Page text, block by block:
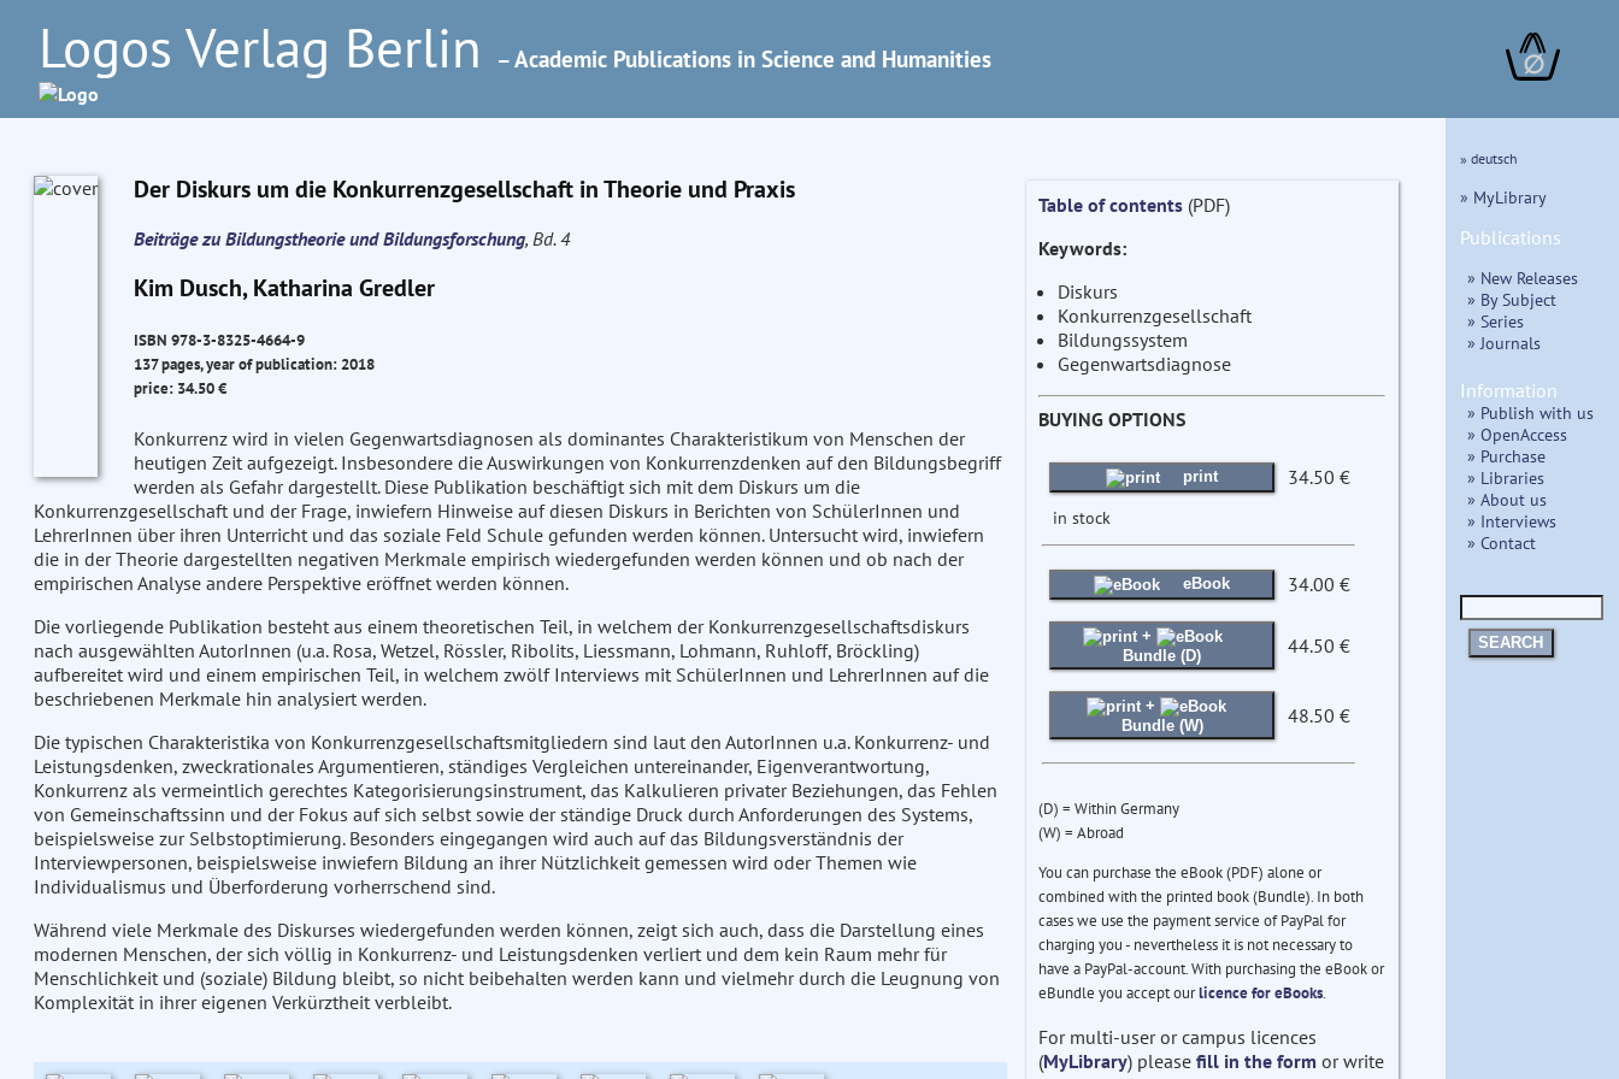
Logos Verlag Berlin – Academic Publications in Science and Humanities ∅
Der Diskurs um die Konkurrenzgesellschaft in Theorie und Praxis
Beiträge zu Bildungstheorie und Bildungsforschung, Bd. 4
Kim Dusch, Katharina Gredler
ISBN 978-3-8325-4664-9
137 pages, year of publication: 2018
price: 34.50 €
Konkurrenz wird in vielen Gegenwartsdiagnosen als dominantes Charakteristikum von Menschen der
heutigen Zeit aufgezeigt. Insbesondere die Auswirkungen von Konkurrenzdenken auf den Bildungsbegriff
werden als Gefahr dargestellt. Diese Publikation beschäftigt sich mit dem Diskurs um die
Konkurrenzgesellschaft und der Frage, inwiefern Hinweise auf diesen Diskurs in Berichten von SchülerInnen und
LehrerInnen über ihren Unterricht und das soziale Feld Schule gefunden werden können. Untersucht wird, inwiefern
die in der Theorie dargestellten negativen Merkmale empirisch wiedergefunden werden können und ob nach der
empirischen Analyse andere Perspektive eröffnet werden können.
Die vorliegende Publikation besteht aus einem theoretischen Teil, in welchem der Konkurrenzgesellschaftsdiskurs
nach ausgewählten AutorInnen (u.a. Rosa, Wetzel, Rössler, Ribolits, Liessmann, Lohmann, Ruhloff, Bröckling)
aufbereitet wird und einem empirischen Teil, in welchem zwölf Interviews mit SchülerInnen und LehrerInnen auf die
beschriebenen Merkmale hin analysiert werden.
Die typischen Charakteristika von Konkurrenzgesellschaftsmitgliedern sind laut den AutorInnen u.a. Konkurrenz- und
Leistungsdenken, zweckrationales Argumentieren, ständiges Vergleichen untereinander, Eigenverantwortung,
Konkurrenz als vermeintlich gerechtes Kategorisierungsinstrument, das Kalkulieren privater Beziehungen, das Fehlen
von Gemeinschaftssinn und der Fokus auf sich selbst sowie der ständige Druck durch Anforderungen des Systems,
beispielsweise zur Selbstoptimierung. Besonders eingegangen wird auch auf das Bildungsverständnis der
Interviewpersonen, beispielsweise inwiefern Bildung an ihrer Nützlichkeit gemessen wird oder Themen wie
Individualismus und Überforderung vorherrschend sind.
Während viele Merkmale des Diskurses wiedergefunden werden können, zeigt sich auch, dass die Darstellung eines
modernen Menschen, der sich völlig in Konkurrenz- und Leistungsdenken verliert und dem kein Raum mehr für
Menschlichkeit und (soziale) Bildung bleibt, so nicht beibehalten werden kann und vielmehr durch die Leugnung von
Komplexität in ihrer eigenen Verkürztheit verbleibt.
Table of contents(PDF)
Keywords:
Diskurs
Konkurrenzgesellschaft
Bildungssystem
Gegenwartsdiagnose
BUYING OPTIONS
print 34.50 €
in stock
eBook 34.00 €
+
Bundle (D)
44.50 €
+
Bundle (W)
48.50 €
(D) = Within Germany
(W) = Abroad
You can purchase the eBook (PDF) alone or
combined with the printed book (Bundle). In both
cases we use the payment service of PayPal for
charging you - nevertheless it is not necessary to
have a PayPal-account. With purchasing the eBook or
eBundle you accept ourlicence for eBooks.
For multi-user or campus licences
(MyLibrary) please fill in the form or write
» deutsch
» MyLibrary
Publications
» New Releases
» By Subject
» Series
» Journals
Information
» Publish with us
» OpenAccess
» Purchase
» Libraries
» About us
» Interviews
» Contact
SEARCH